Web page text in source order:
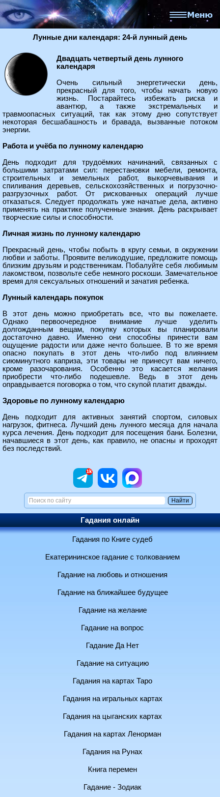
Лунные дни календаря: 24-й лунный день
Двадцать четвертый день лунного
календаря
Очень сильный энергетически день,
прекрасный для того, чтобы начать новую
жизнь. Постарайтесь избежать риска и
авантюр, а также экстремальных и
травмоопасных ситуаций, так как этому дню сопутствует
некоторая бесшабашность и бравада, вызванные потоком
энергии.
Работа и учёба по лунному календарю
День подходит для трудоёмких начинаний, связанных с
большими затратами сил: перестановки мебели, ремонта,
строительных и земельных работ, выкорчевывания и
спиливания деревьев, сельскохозяйственных и погрузочно-
разгрузочных работ. От рискованных операций лучше
отказаться. Следует продолжать уже начатые дела, активно
применять на практике полученные знания. День раскрывает
творческие силы и способности.
Личная жизнь по лунному календарю
Прекрасный день, чтобы побыть в кругу семьи, в окружении
любви и заботы. Проявите великодушие, предложите помощь
близким друзьям и родственникам. Побалуйте себя любимым
лакомством, позвольте себе немного роскоши. Замечательное
время для сексуальных отношений и зачатия ребенка.
Лунный календарь покупок
В этот день можно приобретать все, что вы пожелаете.
Однако первоочередное внимание лучше уделить
долгожданным вещам, покупку которых вы планировали
достаточно давно. Именно они способны принести вам
ощущение радости или даже нечто большее. В то же время
опасно покупать в этот день что-либо под влиянием
сиюминутного каприза, эти товары не принесут вам ничего,
кроме разочарования. Особенно это касается желания
приобрести что-либо подешевле. Ведь в этот день
оправдывается поговорка о том, что скупой платит дважды.
Здоровье по лунному календарю
День подходит для активных занятий спортом, силовых
нагрузок, фитнеса. Лучший день лунного месяца для начала
курса лечения. День подходит для посещения бани. Болезни,
начавшиеся в этот день, как правило, не опасны и проходят
без последствий.
Гадания онлайн
Гадания по Книге судеб
Екатерининское гадание с толкованием
Гадание на любовь и отношения
Гадание на ближайшее будущее
Гадание на желание
Гадание на вопрос
Гадание Да Нет
Гадание на ситуацию
Гадания на картах Таро
Гадания на игральных картах
Гадания на цыганских картах
Гадания на картах Ленорман
Гадания на Рунах
Книга перемен
Гадание - Зодиак